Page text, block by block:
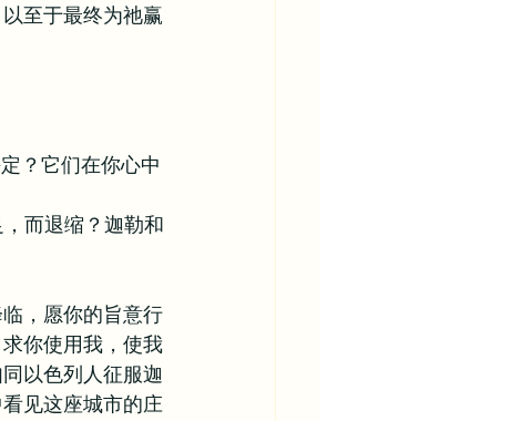
至于最终为祂赢
？它们在你心中
而退缩？迦勒和
，愿你的旨意行
你使用我，使我
以色列人征服迦
见这座城市的庄